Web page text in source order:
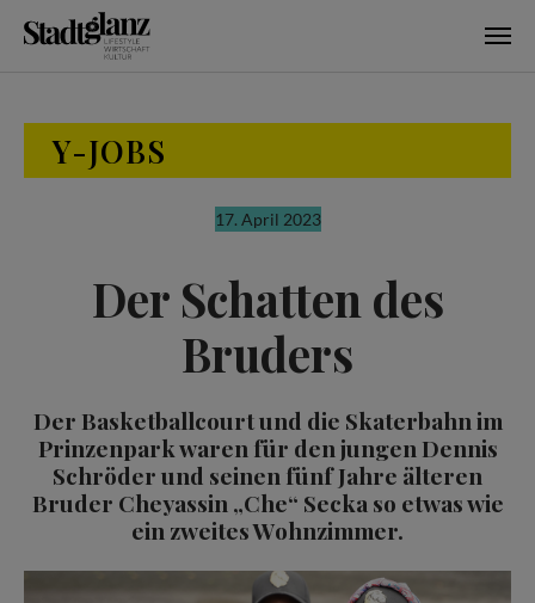
Y-JOBS
17. April 2023
Der Schatten des
Bruders
Der Basketballcourt und die Skaterbahn im
Prinzenpark waren für den jungen Dennis
Schröder und seinen fünf Jahre älteren
Bruder Cheyassin „Che“ Secka so etwas wie
ein zweites Wohnzimmer.